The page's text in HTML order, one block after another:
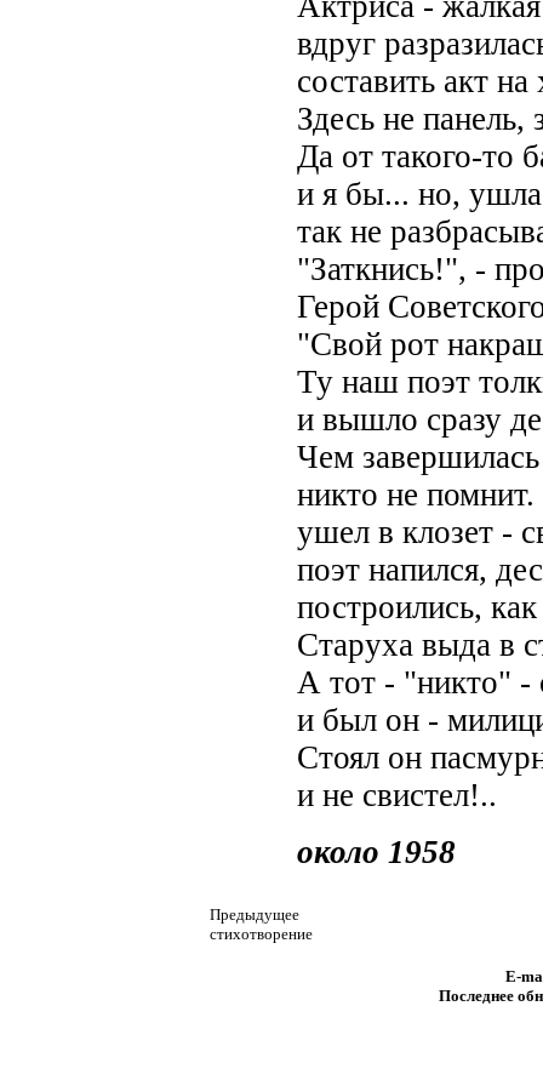
вдруг
составить акт на
Здесь не панель,
Да от такого-то
и я бы... но,
так не
"Заткнись!", -
Герой
"Свой рот
Ту наш поэт
и вышло сразу
Чем
никто не
ушел в клозет -
поэт напился,
построились,
Старуха выда в
А тот - "никто" -
и был он -
Стоял он
и не свистел!..
около 1958
Предыдущее
стихотворение
E-
Последнее